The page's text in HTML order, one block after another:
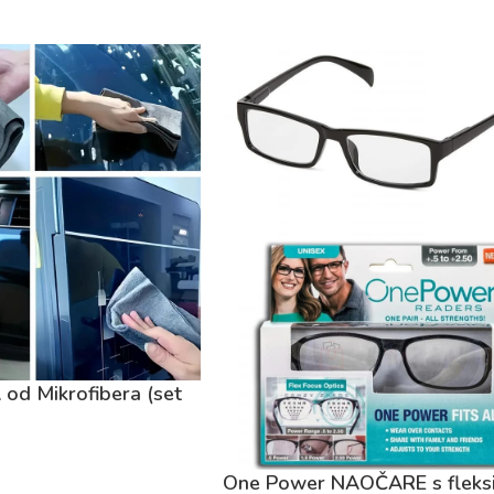
od Mikrofibera (set
One Power NAOČARE s